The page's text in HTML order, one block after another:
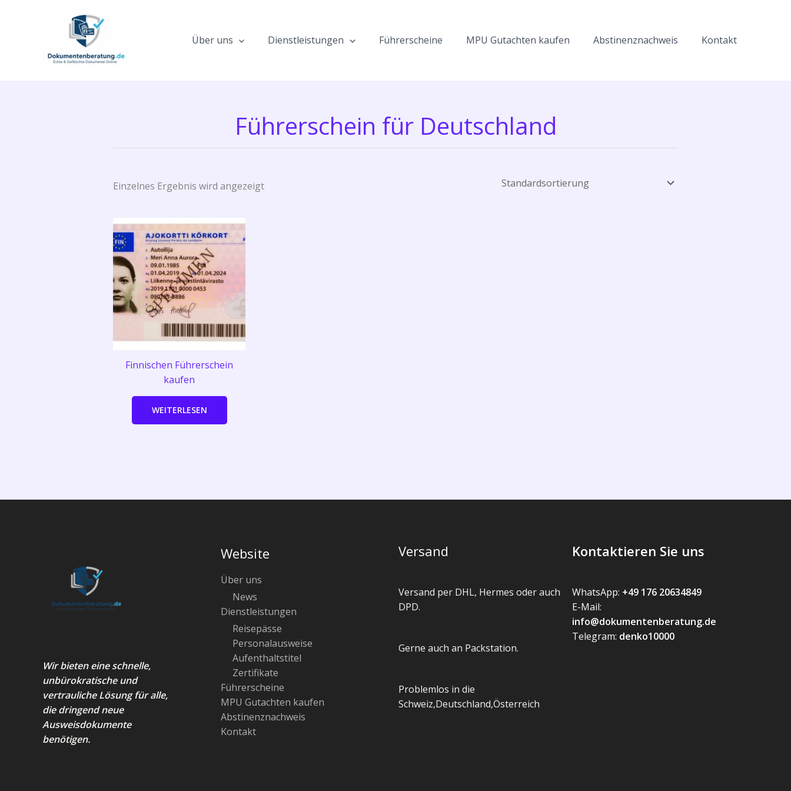
Über uns Dienstleistungen Führerscheine MPU Gutachten kaufen Abstinenznachweis Kontakt
Führerschein für Deutschland
Einzelnes Ergebnis wird angezeigt
Finnischen Führerschein
kaufen
WEITERLESEN
Wir bieten eine schnelle,
unbürokratische und
vertrauliche Lösung für alle,
die dringend neue
Ausweisdokumente
benötigen.
Website
Über uns
News
Dienstleistungen
Reisepässe
Personalausweise
Aufenthaltstitel
Zertifikate
Führerscheine
MPU Gutachten kaufen
Abstinenznachweis
Kontakt
Versand
Versand per DHL, Hermes oder auch
DPD.
Gerne auch an Packstation.
Problemlos in die
Schweiz,Deutschland,Österreich
Kontaktieren Sie uns
WhatsApp: +49 176 20634849
E-Mail:
info@dokumentenberatung.de
Telegram: denko10000